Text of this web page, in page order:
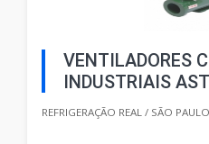
VENTILADORES
INDUSTRIAIS
REFRIGERAÇÃO REAL / SÃO